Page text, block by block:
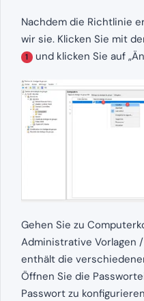
Nachdem die Richtlinie
wir sie. Klicken Sie mit
1 und klicken Sie auf
Gehen Sie zu
Administrative Vorlagen /
enthält die
Öffnen Sie die
Passwort zu